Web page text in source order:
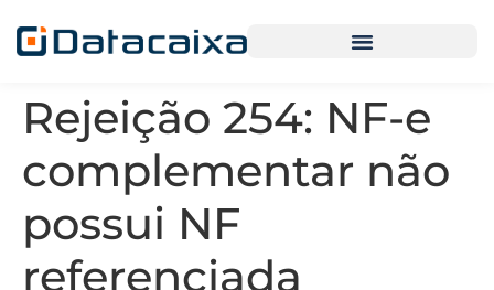
Rejeição 254: NF-e
complementar não
possui NF
referenciada